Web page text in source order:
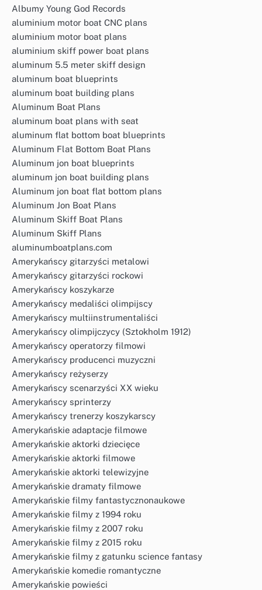
Albumy Young God Records
aluminium motor boat CNC plans
aluminium motor boat plans
aluminium skiff power boat plans
aluminum 5.5 meter skiff design
aluminum boat blueprints
aluminum boat building plans
Aluminum Boat Plans
aluminum boat plans with seat
aluminum flat bottom boat blueprints
Aluminum Flat Bottom Boat Plans
Aluminum jon boat blueprints
aluminum jon boat building plans
Aluminum jon boat flat bottom plans
Aluminum Jon Boat Plans
Aluminum Skiff Boat Plans
Aluminum Skiff Plans
aluminumboatplans.com
Amerykańscy gitarzyści metalowi
Amerykańscy gitarzyści rockowi
Amerykańscy koszykarze
Amerykańscy medaliści olimpijscy
Amerykańscy multiinstrumentaliści
Amerykańscy olimpijczycy (Sztokholm 1912)
Amerykańscy operatorzy filmowi
Amerykańscy producenci muzyczni
Amerykańscy reżyserzy
Amerykańscy scenarzyści XX wieku
Amerykańscy sprinterzy
Amerykańscy trenerzy koszykarscy
Amerykańskie adaptacje filmowe
Amerykańskie aktorki dziecięce
Amerykańskie aktorki filmowe
Amerykańskie aktorki telewizyjne
Amerykańskie dramaty filmowe
Amerykańskie filmy fantastycznonaukowe
Amerykańskie filmy z 1994 roku
Amerykańskie filmy z 2007 roku
Amerykańskie filmy z 2015 roku
Amerykańskie filmy z gatunku science fantasy
Amerykańskie komedie romantyczne
Amerykańskie powieści